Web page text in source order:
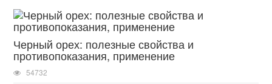
Черный орех: полезные свойства и
противопоказания, применение
54732